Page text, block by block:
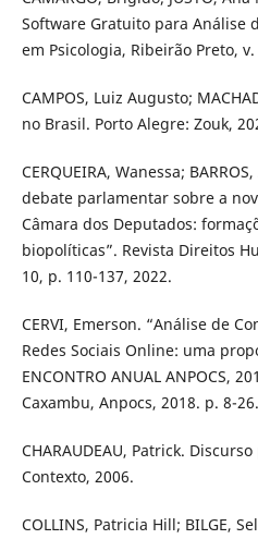
Software Gratuito para Análise
em Psicologia, Ribeirão Preto,
CAMPOS, Luiz Augusto;
no Brasil. Porto Alegre: Zouk,
CERQUEIRA, Wanessa;
debate parlamentar sobre a
Câmara dos Deputados:
biopolíticas”. Revista Direitos
10, p. 110-137, 2022.
CERVI, Emerson. “Análise de
Redes Sociais Online: uma
ENCONTRO ANUAL ANPOCS,
Caxambu, Anpocs, 2018. p. 8-26.
CHARAUDEAU, Patrick.
Contexto, 2006.
COLLINS, Patricia Hill; BILGE,